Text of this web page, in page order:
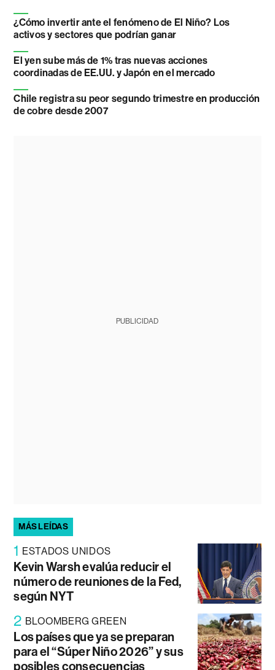
¿Cómo invertir ante el fenómeno de El Niño? Los
activos y sectores que podrían ganar
El yen sube más de 1% tras nuevas acciones
coordinadas de EE.UU. y Japón en el mercado
Chile registra su peor segundo trimestre en producción
de cobre desde 2007
PUBLICIDAD
MÁS LEÍDAS
1 ESTADOS UNIDOS
Kevin Warsh evalúa reducir el
número de reuniones de la Fed,
según NYT
2 BLOOMBERG GREEN
Los países que ya se preparan
para el “Súper Niño 2026” y sus
posibles consecuencias